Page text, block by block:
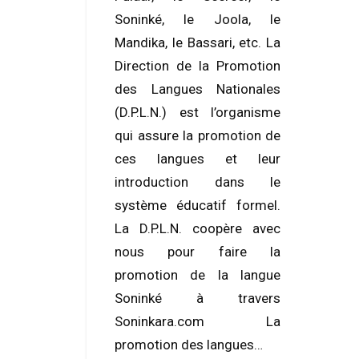
Soninké, le Joola, le
Mandika, le Bassari, etc. La
Direction de la Promotion
des Langues Nationales
(D.P.L.N.) est l’organisme
qui assure la promotion de
ces langues et leur
introduction dans le
système éducatif formel.
La D.P.L.N. coopère avec
nous pour faire la
promotion de la langue
Soninké à travers
Soninkara.com La
promotion des langues…